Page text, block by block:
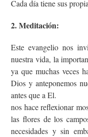
Cada día tiene sus
2. Meditación:
Este evangelio nos
nuestra vida, la
ya que muchas veces
Dios y anteponemos
antes que a El.
nos hace reflexionar
las flores de los
necesidades y sin